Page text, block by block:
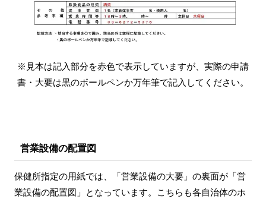
※見本は記入部分を赤色で表示していますが、実際の申請
書・大要は黒のボールペンか万年筆で記入してください。
営業設備の配置図
保健所指定の用紙では、「営業設備の大要」の裏面が「営
業設備の配置図」となっています。こちらも各自治体のホ